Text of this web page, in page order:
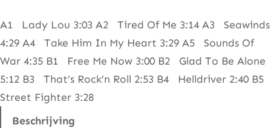
A
c
c
e
p
A1 Lady Lou 3:03 A2 Tired Of Me 3:14 A3 Seawinds
4:29 A4 Take Him In My Heart 3:29 A5 Sounds Of
War 4:35 B1 Free Me Now 3:00 B2 Glad To Be Alone
5:12 B3 That’s Rock’n Roll 2:53 B4 Helldriver 2:40 B5
Street Fighter 3:28
Beschrijving